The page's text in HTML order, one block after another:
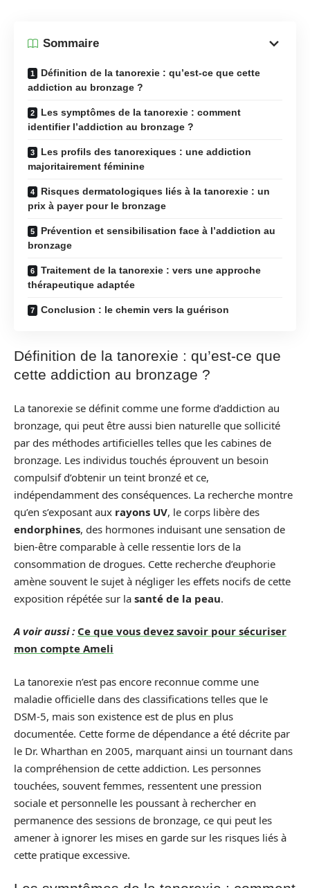
Sommaire
Définition de la tanorexie : qu’est-ce que cette
addiction au bronzage ?
Les symptômes de la tanorexie : comment
identifier l’addiction au bronzage ?
Les profils des tanorexiques : une addiction
majoritairement féminine
Risques dermatologiques liés à la tanorexie : un
prix à payer pour le bronzage
Prévention et sensibilisation face à l’addiction au
bronzage
Traitement de la tanorexie : vers une approche
thérapeutique adaptée
Conclusion : le chemin vers la guérison
Définition de la tanorexie : qu’est-ce que
cette addiction au bronzage ?
La tanorexie se définit comme une forme d’addiction au
bronzage, qui peut être aussi bien naturelle que sollicité
par des méthodes artificielles telles que les cabines de
bronzage. Les individus touchés éprouvent un besoin
compulsif d’obtenir un teint bronzé et ce,
indépendamment des conséquences. La recherche montre
qu’en s’exposant aux rayons UV, le corps libère des
endorphines, des hormones induisant une sensation de
bien-être comparable à celle ressentie lors de la
consommation de drogues. Cette recherche d’euphorie
amène souvent le sujet à négliger les effets nocifs de cette
exposition répétée sur la santé de la peau.
A voir aussi : Ce que vous devez savoir pour sécuriser
mon compte Ameli
La tanorexie n’est pas encore reconnue comme une
maladie officielle dans des classifications telles que le
DSM-5, mais son existence est de plus en plus
documentée. Cette forme de dépendance a été décrite par
le Dr. Wharthan en 2005, marquant ainsi un tournant dans
la compréhension de cette addiction. Les personnes
touchées, souvent femmes, ressentent une pression
sociale et personnelle les poussant à rechercher en
permanence des sessions de bronzage, ce qui peut les
amener à ignorer les mises en garde sur les risques liés à
cette pratique excessive.